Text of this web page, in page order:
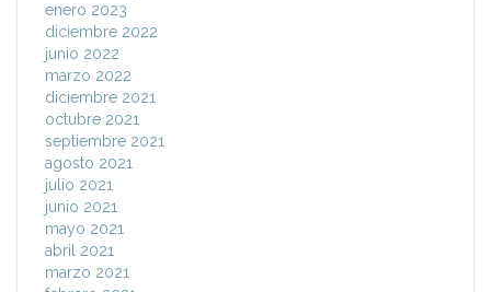
enero 2023
diciembre 2022
junio 2022
marzo 2022
diciembre 2021
octubre 2021
septiembre 2021
agosto 2021
julio 2021
junio 2021
mayo 2021
abril 2021
marzo 2021